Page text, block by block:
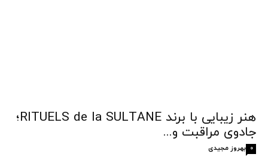
هنر زیبایی با برند RITUELS de la SULTANE؛
جادوی مراقبت و...
بهروز مجیدی 0